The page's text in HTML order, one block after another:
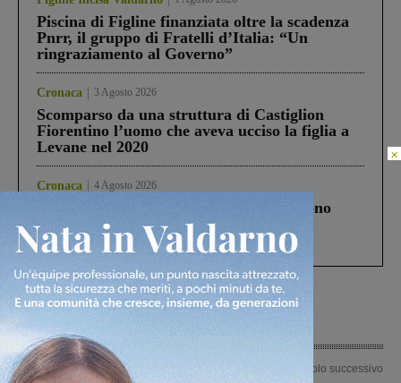
Piscina di Figline finanziata oltre la scadenza
Pnrr, il gruppo di Fratelli d’Italia: “Un
ringraziamento al Governo”
Cronaca 3 Agosto 2026
Scomparso da una struttura di Castiglion
Fiorentino l’uomo che aveva ucciso la figlia a
Levane nel 2020
Cronaca 4 Agosto 2026
Un anno fa la strage in A1 in cui morirono
Gianni, Giulia e Franco. Lo schianto, il
processo, lo stop ai sorpassi fra tir....
Articolo precedente
Articolo successivo
×